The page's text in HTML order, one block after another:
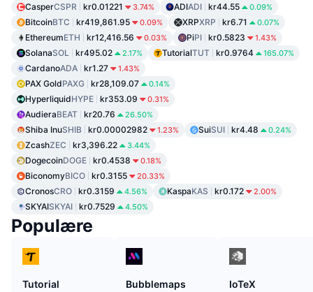
CasperCSPR kr0.01221 3.74% ADIADI kr44.55 0.09%
BitcoinBTC kr419,861.95 0.09% XRPXRP kr6.71 0.07%
EthereumETH kr12,416.56 0.03% PiPI kr0.5823 1.43%
SolanaSOL kr495.02 2.17% TutorialTUT kr0.9764 165.07%
CardanoADA kr1.27 1.43%
PAX GoldPAXG kr28,109.07 0.14%
HyperliquidHYPE kr353.09 0.31%
AudieraBEAT kr20.76 26.50%
Shiba InuSHIB kr0.00002982 1.23% SuiSUI kr4.48 0.24%
ZcashZEC kr3,396.22 3.44%
DogecoinDOGE kr0.4538 0.18%
BiconomyBICO kr0.3155 20.33%
CronosCRO kr0.3159 4.56% KaspaKAS kr0.172 2.00%
SKYAISKYAI kr0.7529 4.50%
Populære
Tutorial
Bubblemaps
IoTeX